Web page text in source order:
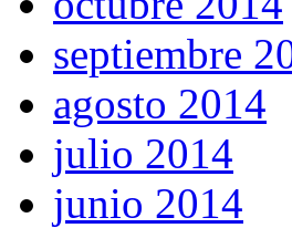
septiembre
agosto 2014
julio 2014
junio 2014